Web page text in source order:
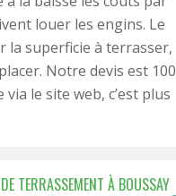
louer les engins. Le
la superficie à terrasser,
Notre devis est 100
le site web, c’est plus
TERRASSEMENT À BOUSSAY